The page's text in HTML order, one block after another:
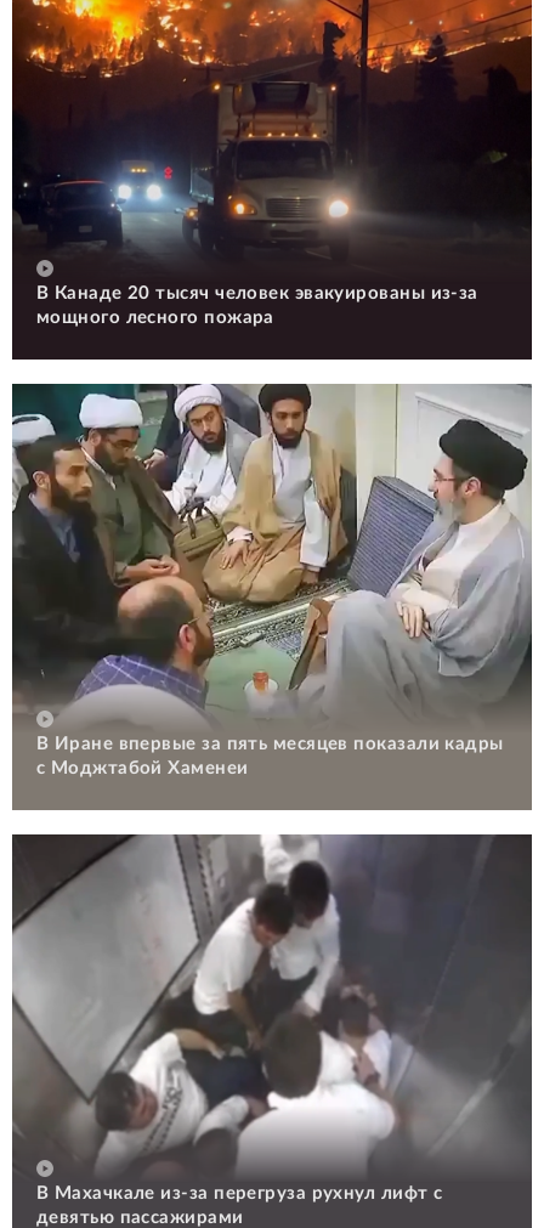
В Канаде 20 тысяч человек эвакуированы из-за
мощного лесного пожара
В Иране впервые за пять месяцев показали кадры
с Моджтабой Хаменеи
В Махачкале из-за перегруза рухнул лифт с
девятью пассажирами